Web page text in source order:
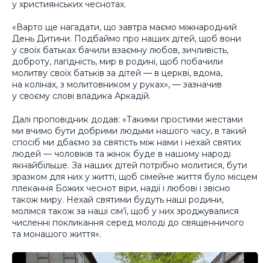
у християнських чеснотах.
«Варто ще нагадати, що завтра маємо міжнародний
День Дитини. Подбаймо про наших дітей, щоб вони
у своїх батьках бачили взаємну любов, зичливість,
доброту, лагідність, мир в родині, щоб побачили
молитву своїх батьків за дітей — в церкві, вдома,
на колінах, з молитовником у руках», — зазначив
у своєму слові владика Аркадій.
Далі проповідник додав: «Такими простими жестами
ми вчимо бути добрими людьми нашого часу, в такий
спосіб ми дбаємо за святість між нами і нехай святих
людей — чоловіків та жінок буде в нашому народі
якнайбільше. За наших дітей потрібно молитися, бути
зразком для них у житті, щоб сімейне життя було місцем
плекання Божих чеснот віри, надії і любові і звісно
також миру. Нехай святими будуть наші родини,
молімся також за наші сім’ї, щоб у них зроджувалися
численні покликання серед молоді до священничого
та монашого життя».